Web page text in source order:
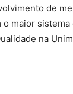
de
maior sistema
na